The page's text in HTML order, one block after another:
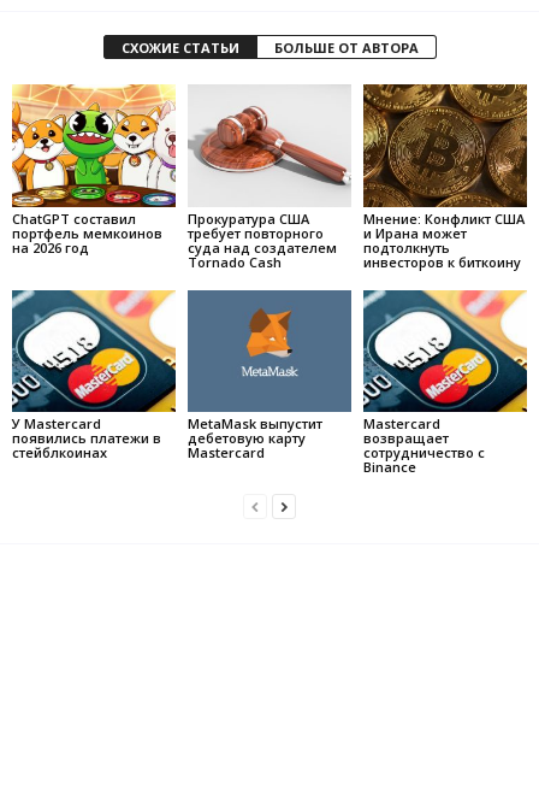
СХОЖИЕ СТАТЬИ БОЛЬШЕ ОТ АВТОРА
ChatGPT составил
портфель мемкоинов
на 2026 год
Прокуратура США
требует повторного
суда над создателем
Tornado Cash
Мнение: Конфликт США
и Ирана может
подтолкнуть
инвесторов к биткоину
У Mastercard
появились платежи в
стейблкоинах
MetaMask выпустит
дебетовую карту
Mastercard
Mastercard
возвращает
сотрудничество с
Binance